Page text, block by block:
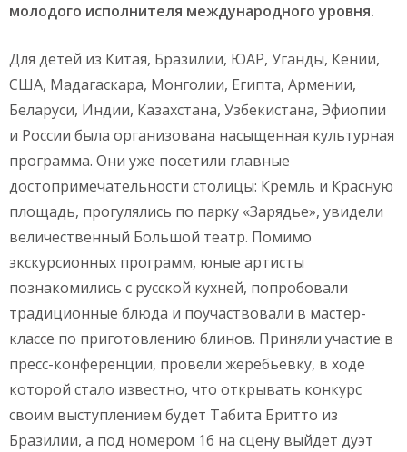
молодого исполнителя международного уровня.
Для детей из Китая, Бразилии, ЮАР, Уганды, Кении,
США, Мадагаскара, Монголии, Египта, Армении,
Беларуси, Индии, Казахстана, Узбекистана, Эфиопии
и России была организована насыщенная культурная
программа. Они уже посетили главные
достопримечательности столицы: Кремль и Красную
площадь, прогулялись по парку «Зарядье», увидели
величественный Большой театр. Помимо
экскурсионных программ, юные артисты
познакомились с русской кухней, попробовали
традиционные блюда и поучаствовали в мастер-
классе по приготовлению блинов. Приняли участие в
пресс-конференции, провели жеребьевку, в ходе
которой стало известно, что открывать конкурс
своим выступлением будет Табита Бритто из
Бразилии, а под номером 16 на сцену выйдет дуэт